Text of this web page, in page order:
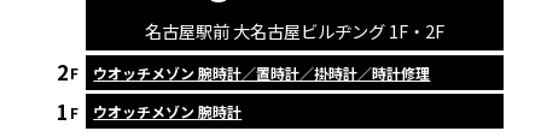
名古屋駅前 大名古屋ビルヂング 1F・2F
2F ウオッチメゾン 腕時計／置時計／掛時計／時計修理
1 F ウオッチメゾン 腕時計